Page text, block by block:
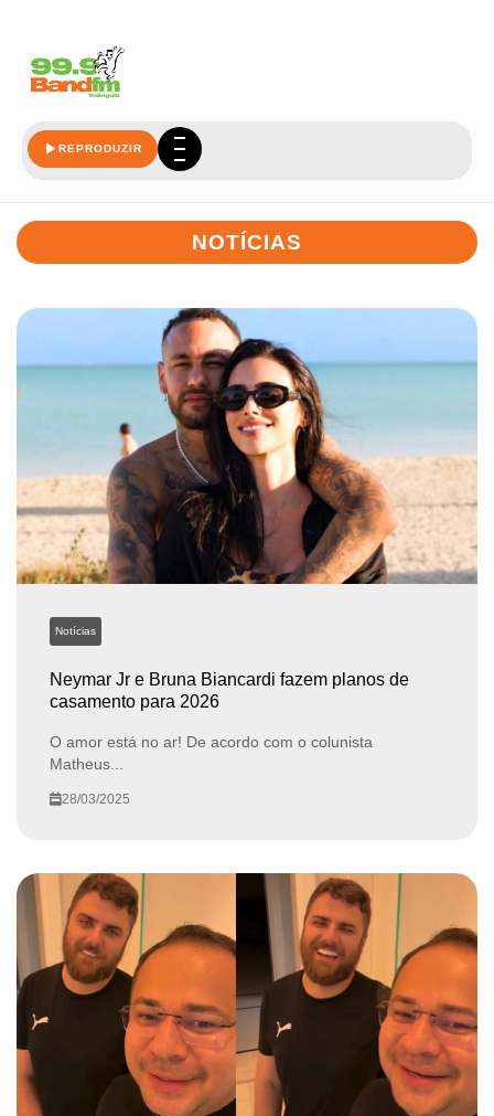
REPRODUZIR
NOTÍCIAS
Notícias
Neymar Jr e Bruna Biancardi fazem planos de
casamento para 2026
O amor está no ar! De acordo com o colunista
Matheus...
28/03/2025